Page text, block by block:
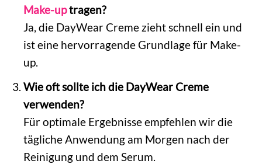
Make-uptragen?
Ja, die DayWear Creme zieht schnell ein und
ist eine hervorragende Grundlage für Make-
up.
Wie oft sollte ich die DayWear Creme
verwenden?
Für optimale Ergebnisse empfehlen wir die
tägliche Anwendung am Morgen nach der
Reinigung und dem Serum.